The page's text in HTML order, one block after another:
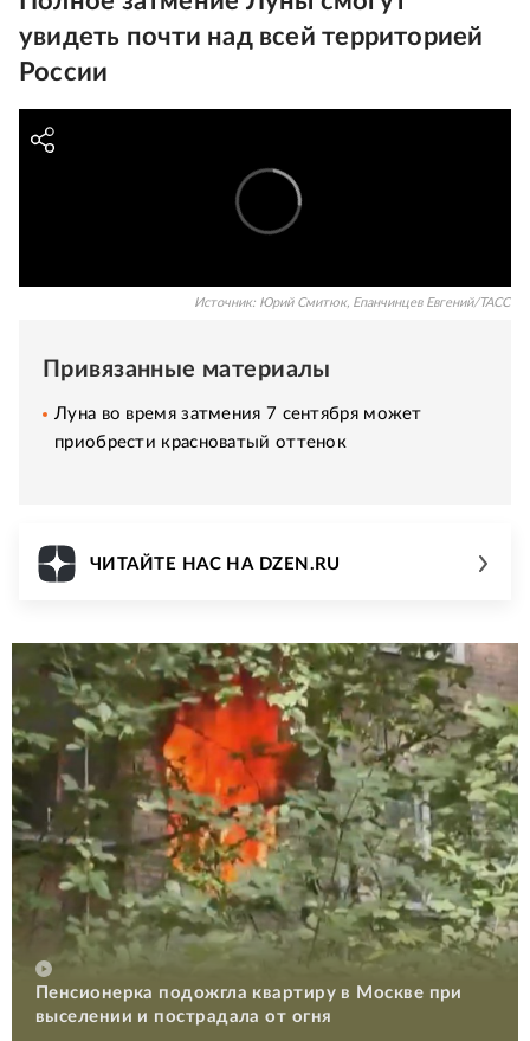
увидеть почти над всей территорией
России
Источник: Юрий Смитюк, Епанчинцев Евгений/ТАСС
Привязанные материалы
Луна во время затмения 7 сентября может
приобрести красноватый оттенок
ЧИТАЙТЕ НАС НА DZEN.RU
Пенсионерка подожгла квартиру в Москве при
выселении и пострадала от огня